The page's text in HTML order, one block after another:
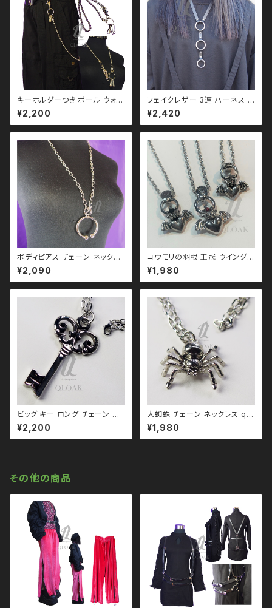
キーホルダーつき ボール ウォレ
ットチェーン qbe110010 ゴス
ゴシック ゴスロリ パンク ロック
Ｖ 系 韓国ファッション ストリー
¥2,200
フェイクレザー 3連 ハーネス リ
ング ネックレス qac110069
モノトーン ブラックコーデ 黒コ
ーデ モード 系 ゴス ゴシック ゴ
ファッション ストリート系 原宿
個性的
¥2,420
ボディピアス チェーン ネックレ
ス qac110027
¥2,090
コウモリの羽根 王冠 ウイングハ
ート ネックレス (クリアストーン
付) qac110030 韓国製 エン
ジェルハート 韓国アクセサリー
¥1,980
ビッグ キー ロング チェーン ネ
ックレス qac110020 鍵 韓国
製 韓国アクセサリー 韓国ファッ
ション 韓国ストリート ゴス ゴシ
¥2,200
大蜘蛛 チェーン ネックレス qa
c110037 ビッグ スパイダー
ゴス ゴシック ゴスロリ パンク
ロック Ｖ 系 韓国ファッション ス
¥1,980
その他の商品